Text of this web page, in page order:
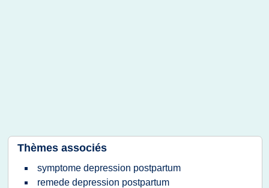
Thèmes associés
symptome depression postpartum
remede depression postpartum